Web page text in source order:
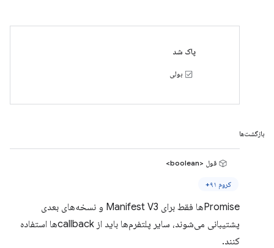
پاک شد
بولی
بازگشت‌ها
قول <boolean>
کروم ۹۱+
Promiseها فقط برای Manifest V3 و نسخه‌های بعدی
پشتیبانی می‌شوند، سایر پلتفرم‌ها باید از callbackها استفاده
کنند.